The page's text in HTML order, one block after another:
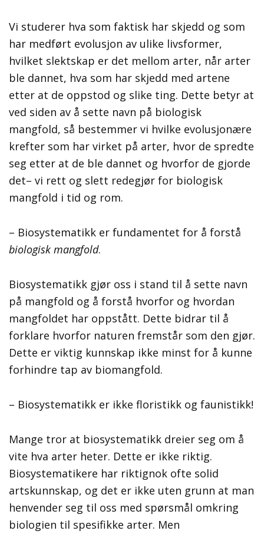
Vi studerer hva som faktisk har skjedd og som
har medført evolusjon av ulike livsformer,
hvilket slektskap er det mellom arter, når arter
ble dannet, hva som har skjedd med artene
etter at de oppstod og slike ting. Dette betyr at
ved siden av å sette navn på biologisk
mangfold, så bestemmer vi hvilke evolusjonære
krefter som har virket på arter, hvor de spredte
seg etter at de ble dannet og hvorfor de gjorde
det– vi rett og slett redegjør for biologisk
mangfold i tid og rom.
– Biosystematikk er fundamentet for å forstå
biologisk mangfold.
Biosystematikk gjør oss i stand til å sette navn
på mangfold og å forstå hvorfor og hvordan
mangfoldet har oppstått. Dette bidrar til å
forklare hvorfor naturen fremstår som den gjør.
Dette er viktig kunnskap ikke minst for å kunne
forhindre tap av biomangfold.
– Biosystematikk er ikke floristikk og faunistikk!
Mange tror at biosystematikk dreier seg om å
vite hva arter heter. Dette er ikke riktig.
Biosystematikere har riktignok ofte solid
artskunnskap, og det er ikke uten grunn at man
henvender seg til oss med spørsmål omkring
biologien til spesifikke arter. Men